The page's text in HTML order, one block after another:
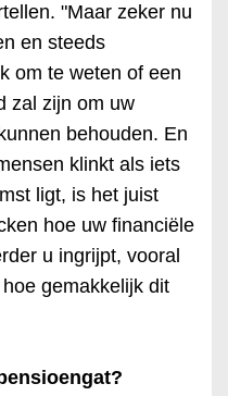
"Maar zeker nu
en steeds
om te weten of een
zal zijn om uw
behouden. En
klinkt als iets
ligt, is het juist
hoe uw financiële
u ingrijpt, vooral
gemakkelijk dit